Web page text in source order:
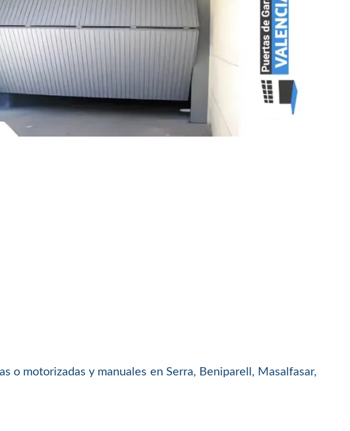
o motorizadas y manuales en Serra, Beniparell, Masalfasar,